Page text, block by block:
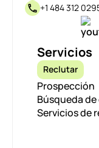
+1 484 312
Servicios
Reclutar
Prospección
Búsqueda
Servicios de